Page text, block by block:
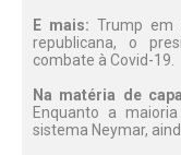
E mais: Trump em
republicana, o
combate à Covid-19.
Na matéria de
Enquanto a
sistema Neymar,